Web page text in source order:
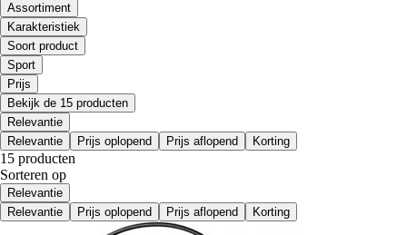
Assortiment
Karakteristiek
Soort product
Sport
Prijs
Bekijk de 15 producten
Relevantie
Relevantie
Prijs oplopend Prijs aflopend Korting
15 producten
Sorteren op
Relevantie
Relevantie
Prijs oplopend Prijs aflopend Korting